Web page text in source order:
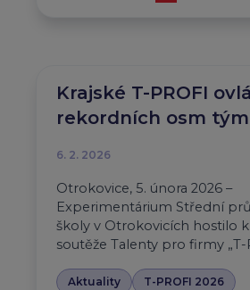
Krajské T-PROFI
rekordních osm
6. 2. 2026
Otrokovice, 5. února 2026 –
Experimentárium Střední
školy v Otrokovicích hostilo
soutěže Talenty pro firmy „T-
Aktuality
T-PROFI 2026